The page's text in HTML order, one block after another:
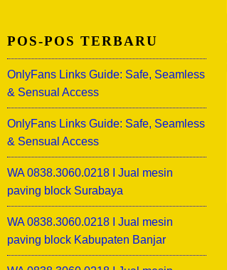
POS-POS TERBARU
OnlyFans Links Guide: Safe, Seamless
& Sensual Access
OnlyFans Links Guide: Safe, Seamless
& Sensual Access
WA 0838.3060.0218 I Jual mesin
paving block Surabaya
WA 0838.3060.0218 I Jual mesin
paving block Kabupaten Banjar